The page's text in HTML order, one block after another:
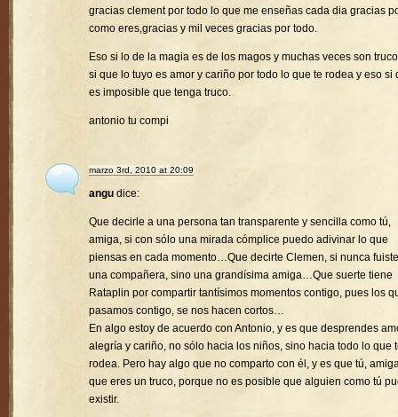
gracias clement por todo lo que me enseñas cada dia gracias
como eres,gracias y mil veces gracias por todo.
Eso si lo de la magia es de los magos y muchas veces son
si que lo tuyo es amor y cariño por todo lo que te rodea y eso si
es imposible que tenga truco.
antonio tu compi
marzo 3rd, 2010 at 20:09
angu dice:
Que decirle a una persona tan transparente y sencilla como tú,
amiga, si con sólo una mirada cómplice puedo adivinar lo que
piensas en cada momento…Que decirte Clemen, si nunca fuiste
una compañera, sino una grandísima amiga…Que suerte tiene
Rataplin por compartir tantísimos momentos contigo, pues los
pasamos contigo, se nos hacen cortos…
En algo estoy de acuerdo con Antonio, y es que desprendes
alegría y cariño, no sólo hacia los niños, sino hacia todo lo que
rodea. Pero hay algo que no comparto con él, y es que tú,
que eres un truco, porque no es posible que alguien como tú
existir.